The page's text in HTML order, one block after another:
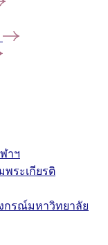
าฯ
ระเกียรติ
กรณ์มหาวิทยาลัย